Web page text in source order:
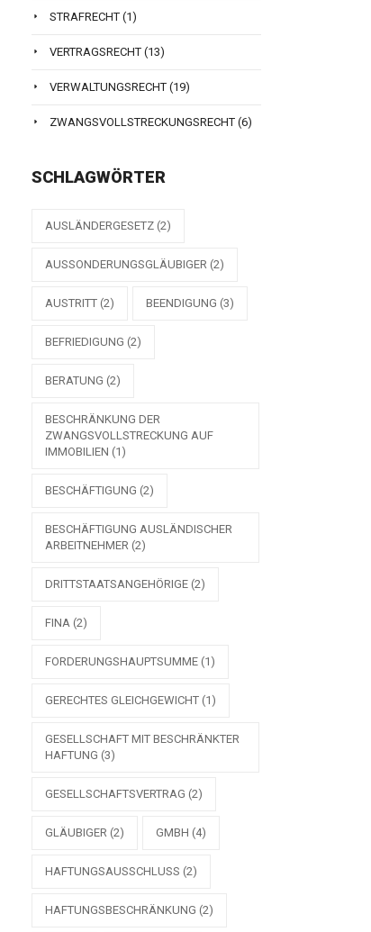
STRAFRECHT (1)
VERTRAGSRECHT (13)
VERWALTUNGSRECHT (19)
ZWANGSVOLLSTRECKUNGSRECHT (6)
SCHLAGWÖRTER
AUSLÄNDERGESETZ (2)
AUSSONDERUNGSGLÄUBIGER (2)
AUSTRITT (2) BEENDIGUNG (3)
BEFRIEDIGUNG (2)
BERATUNG (2)
BESCHRÄNKUNG DER
ZWANGSVOLLSTRECKUNG AUF
IMMOBILIEN (1)
BESCHÄFTIGUNG (2)
BESCHÄFTIGUNG AUSLÄNDISCHER
ARBEITNEHMER (2)
DRITTSTAATSANGEHÖRIGE (2)
FINA (2)
FORDERUNGSHAUPTSUMME (1)
GERECHTES GLEICHGEWICHT (1)
GESELLSCHAFT MIT BESCHRÄNKTER
HAFTUNG (3)
GESELLSCHAFTSVERTRAG (2)
GLÄUBIGER (2) GMBH (4)
HAFTUNGSAUSSCHLUSS (2)
HAFTUNGSBESCHRÄNKUNG (2)